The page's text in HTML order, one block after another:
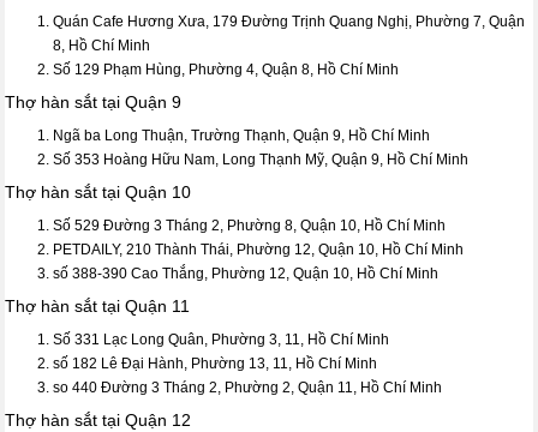
Quán Cafe Hương Xưa, 179 Đường Trịnh Quang Nghị, Phường 7, Quận
8, Hồ Chí Minh
Số 129 Phạm Hùng, Phường 4, Quận 8, Hồ Chí Minh
Thợ hàn sắt tại Quận 9
Ngã ba Long Thuận, Trường Thạnh, Quận 9, Hồ Chí Minh
Số 353 Hoàng Hữu Nam, Long Thạnh Mỹ, Quận 9, Hồ Chí Minh
Thợ hàn sắt tại Quận 10
Số 529 Đường 3 Tháng 2, Phường 8, Quận 10, Hồ Chí Minh
PETDAILY, 210 Thành Thái, Phường 12, Quận 10, Hồ Chí Minh
số 388-390 Cao Thắng, Phường 12, Quận 10, Hồ Chí Minh
Thợ hàn sắt tại Quận 11
Số 331 Lạc Long Quân, Phường 3, 11, Hồ Chí Minh
số 182 Lê Đại Hành, Phường 13, 11, Hồ Chí Minh
so 440 Đường 3 Tháng 2, Phường 2, Quận 11, Hồ Chí Minh
Thợ hàn sắt tại Quận 12